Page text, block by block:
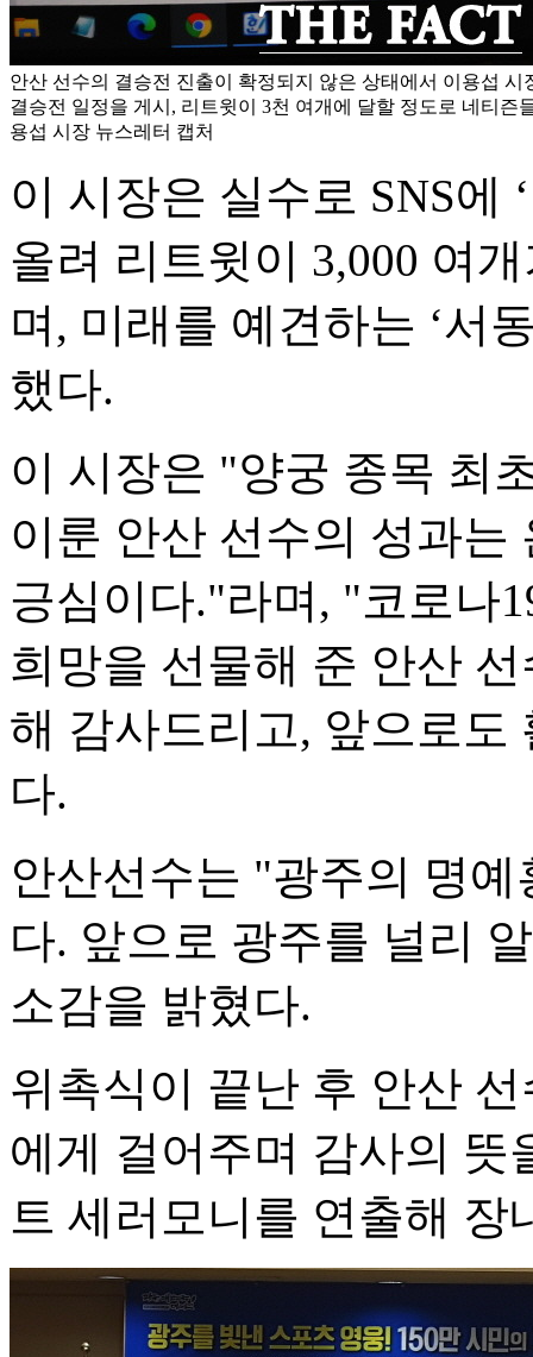
안산 선수의 결승전 진출이 확정되지 않은 상태에서 이용섭 시
결승전 일정을 게시, 리트윗이 3천 여개에 달할 정도로 네티즌
용섭 시장 뉴스레터 캡처
이 시장은 실수로 SNS에
올려 리트윗이 3,000 여
며, 미래를 예견하는 ‘서
했다.
이 시장은 "양궁 종목 최
이룬 안산 선수의 성과는
긍심이다."라며, "코로나
희망을 선물해 준 안산
해 감사드리고, 앞으로도
다.
안산선수는 "광주의 명
다. 앞으로 광주를 널리
소감을 밝혔다.
위촉식이 끝난 후 안산
에게 걸어주며 감사의 뜻
트 세러모니를 연출해 장